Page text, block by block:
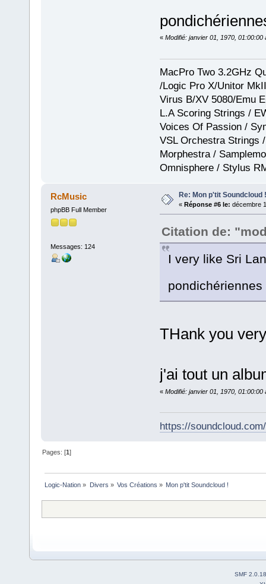
« Modifié: janvier 01, 1970, 01:00:00
MacPro Two 3.2GHz
/Logic Pro X/Unitor
Virus B/XV 5080/Emu
L.A Scoring Strings /
Voices Of Passion /
VSL Orchestra Strings
Morphestra /
Omnisphere / Stylus
RcMusic
phpBB Full Member
Messages: 124
Re: Mon p'tit Soundcloud !
« Réponse #6 le: décembre
Citation de:
I very like Sri
THank you
j'ai tout un
« Modifié: janvier 01, 1970, 01:00:00
https://
Pages: [1]
Logic-Nation » Divers » Vos Créations » Mon p'tit Soundcloud !
SMF 2.0.18